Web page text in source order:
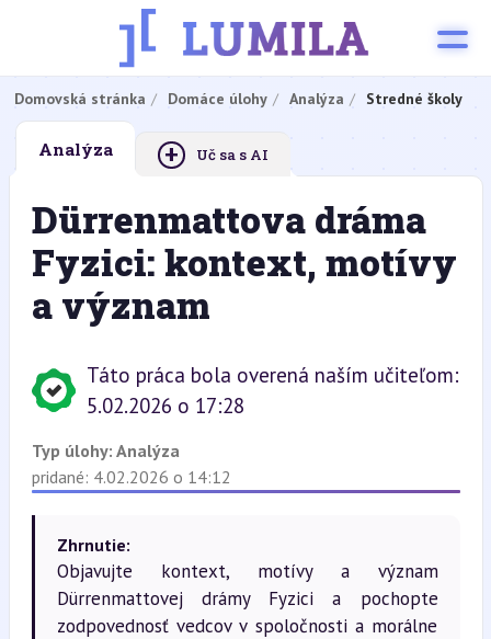
Domovská stránka Domáce úlohy Analýza Stredné školy
Analýza + Uč sa s AI
Dürrenmattova dráma
Fyzici: kontext, motívy
a význam
Táto práca bola overená naším učiteľom:
5.02.2026 o 17:28
Typ úlohy: Analýza
pridané: 4.02.2026 o 14:12
Zhrnutie:
Objavujte kontext, motívy a význam
Dürrenmattovej drámy Fyzici a pochopte
zodpovednosť vedcov v spoločnosti a morálne